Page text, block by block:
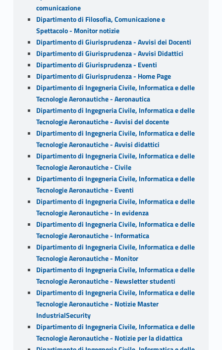
comunicazione
Dipartimento di Filosofia, Comunicazione e
Spettacolo - Monitor notizie
Dipartimento di Giurisprudenza - Avvisi dei Docenti
Dipartimento di Giurisprudenza - Avvisi Didattici
Dipartimento di Giurisprudenza - Eventi
Dipartimento di Giurisprudenza - Home Page
Dipartimento di Ingegneria Civile, Informatica e delle
Tecnologie Aeronautiche - Aeronautica
Dipartimento di Ingegneria Civile, Informatica e delle
Tecnologie Aeronautiche - Avvisi del docente
Dipartimento di Ingegneria Civile, Informatica e delle
Tecnologie Aeronautiche - Avvisi didattici
Dipartimento di Ingegneria Civile, Informatica e delle
Tecnologie Aeronautiche - Civile
Dipartimento di Ingegneria Civile, Informatica e delle
Tecnologie Aeronautiche - Eventi
Dipartimento di Ingegneria Civile, Informatica e delle
Tecnologie Aeronautiche - In evidenza
Dipartimento di Ingegneria Civile, Informatica e delle
Tecnologie Aeronautiche - Informatica
Dipartimento di Ingegneria Civile, Informatica e delle
Tecnologie Aeronautiche - Monitor
Dipartimento di Ingegneria Civile, Informatica e delle
Tecnologie Aeronautiche - Newsletter studenti
Dipartimento di Ingegneria Civile, Informatica e delle
Tecnologie Aeronautiche - Notizie Master
IndustrialSecurity
Dipartimento di Ingegneria Civile, Informatica e delle
Tecnologie Aeronautiche - Notizie per la didattica